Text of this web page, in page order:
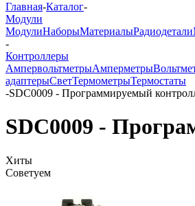
Главная-Каталог-
Модули
МодулиНаборыМатериалыРадиодетали
-
Контроллеры
АмпервольтметрыАмперметры
адаптерыСветТермометрыТермостаты
-SDC0009 - Программируемый
SDC0009 -
Хиты
Советуем